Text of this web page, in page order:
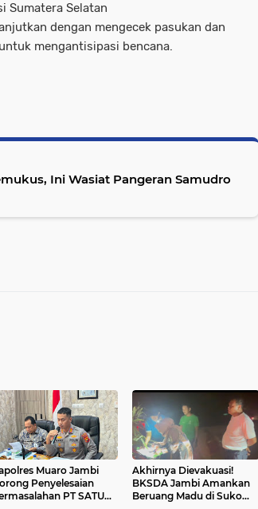
Sumatera Selatan
dengan mengecek pasukan dan
mengantisipasi bencana.
Ini Wasiat Pangeran Samudro
Muaro Jambi
Penyelesaian
PT SATU
Akhirnya Dievakuasi!
BKSDA Jambi Amankan
Beruang Madu di Suko